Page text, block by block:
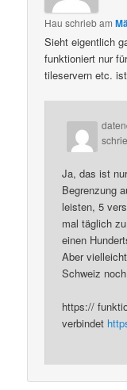
Hau schriebam
Sieht eigentlich
funktioniert nur
tileservern etc.
Ja, das ist
Begrenzung
leisten, 5
mal täglich
einen
Aber
Schweiz
https://
verbindet